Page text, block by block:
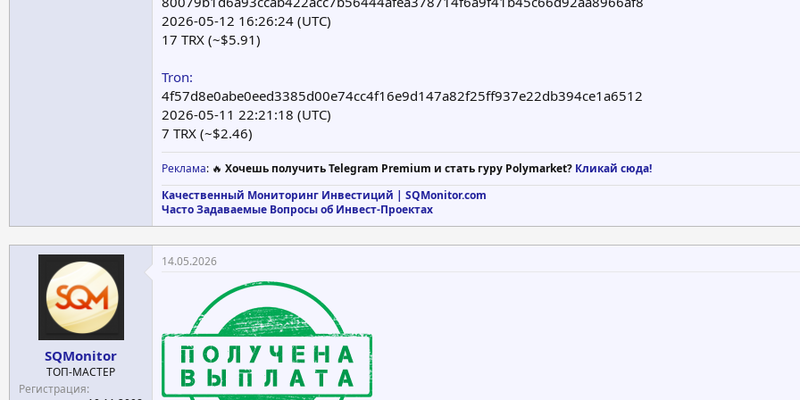
2026-05-12 16:26:24 (UTC)
17 TRX (~$5.91)
Tron:
4f57d8e0abe0eed3385d00e74cc4f16e9d147a82f25ff937e22db394ce1a6512
2026-05-11 22:21:18 (UTC)
7 TRX (~$2.46)
Реклама: 🔥 Хочешь получить Telegram Premium и стать гуру Polymarket? Кликай сюда!
Качественный Мониторинг Инвестиций | SQMonitor.com
Часто Задаваемые Вопросы об Инвест-Проектах
SQMonitor
ТОП-МАСТЕР
Регистрация
14.05.2026